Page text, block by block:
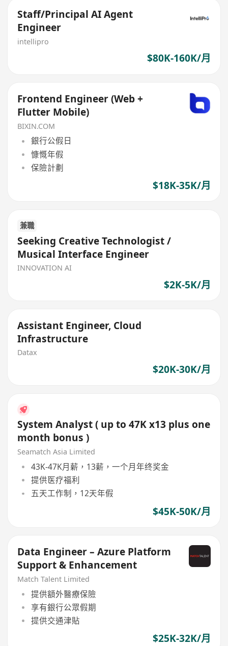
Staff/Principal AI Agent
Engineer
intellipro
$80K-160K/月
Frontend Engineer (Web +
Flutter Mobile)
BIXIN.COM
銀行公假日
慷慨年假
保險計劃
$18K-35K/月
兼職
Seeking Creative Technologist /
Musical Interface Engineer
INNOVATION AI
$2K-5K/月
Assistant Engineer, Cloud
Infrastructure
Datax
$20K-30K/月
System Analyst ( up to 47K x13 plus one
month bonus )
Seamatch Asia Limited
43K-47K月薪，13薪，一个月年终奖金
提供医疗福利
五天工作制，12天年假
$45K-50K/月
Data Engineer – Azure Platform
Support & Enhancement
Match Talent Limited
提供額外醫療保險
享有銀行公眾假期
提供交通津貼
$25K-32K/月